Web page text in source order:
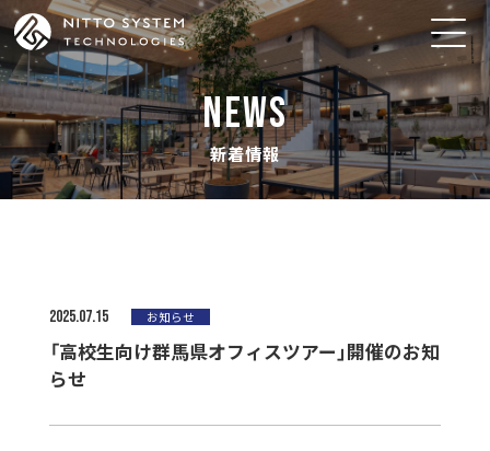
NEWS
新着情報
2025.07.15 お知らせ
「高校生向け群馬県オフィスツアー」開催のお知
らせ